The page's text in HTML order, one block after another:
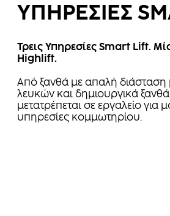
ΥΠΗΡΕΣΙΕΣ
Τρεις Υπηρεσίες Smart Lift.
Highlift.
Από ξανθά με απαλή διάσταση
λευκών και δημιουργικά
μετατρέπεται σε εργαλείο για
υπηρεσίες κομμωτηρίου.